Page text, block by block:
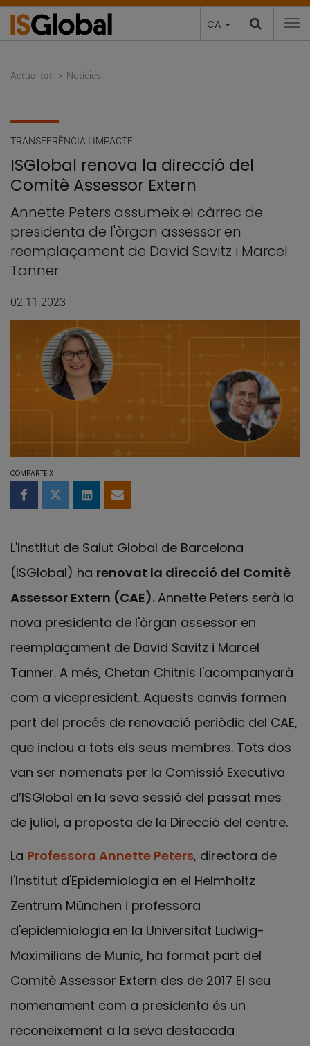
CA
Actualitat Notícies
TRANSFERÈNCIA I IMPACTE
ISGlobal renova la direcció del
Comitè Assessor Extern
Annette Peters assumeix el càrrec de
presidenta de l'òrgan assessor en
reemplaçament de David Savitz i Marcel
Tanner
02.11.2023
COMPARTEIX
Compartir a Facebook
Compartir a Twitter
Comparteix a LinkedIn
Comparteix per email
L'Institut de Salut Global de Barcelona
(ISGlobal) ha renovat la direcció del Comitè
Assessor Extern (CAE).Annette Peters serà la
nova presidenta de l'òrgan assessor en
reemplaçament de David Savitz i Marcel
Tanner. A més, Chetan Chitnis l'acompanyarà
com a vicepresident. Aquests canvis formen
part del procés de renovació periòdic del CAE,
que inclou a tots els seus membres. Tots dos
van ser nomenats per la Comissió Executiva
d’ISGlobal en la seva sessió del passat mes
de juliol, a proposta de la Direcció del centre.
La Professora Annette Peters, directora de
l'Institut d'Epidemiologia en el Helmholtz
Zentrum München i professora
d'epidemiologia en la Universitat Ludwig-
Maximilians de Munic, ha format part del
Comitè Assessor Extern des de 2017 El seu
nomenament com a presidenta és un
reconeixement a la seva destacada